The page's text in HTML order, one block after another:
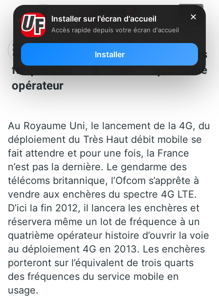
4G : La grande Bretagne réserve des
fréquences à un quatrième
opérateur
Au Royaume Uni, le lancement de la 4G, du
déploiement du Très Haut débit mobile se
fait attendre et pour une fois, la France
n’est pas la dernière. Le gendarme des
télécoms britannique, l’Ofcom s’apprête à
vendre aux enchères du spectre 4G LTE.
D’ici la fin 2012, il lancera les enchères et
réservera même un lot de fréquence à un
quatrième opérateur histoire d’ouvrir la voie
au déploiement 4G en 2013. Les enchères
porteront sur l’équivalent de trois quarts
des fréquences du service mobile en
usage.
✕
Installer sur l'écran d'accueil
Accès rapide depuis votre écran d'accueil
Installer